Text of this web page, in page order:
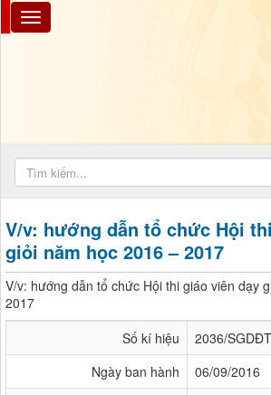
V/v: hướng dẫn tổ chức Hội
giỏi năm học 2016 – 2017
V/v: hướng dẫn tổ chức Hội thi giáo viên dạy
2017
Số kí hiệu
2036/
Ngày ban hành
06/09/2016